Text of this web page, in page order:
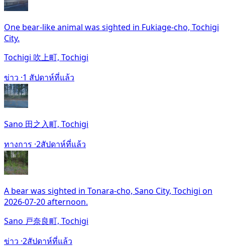
One bear-like animal was sighted in Fukiage-cho, Tochigi
City.
Tochigi 吹上町, Tochigi
ข่าว ·1 สัปดาห์ที่แล้ว
Sano 田之入町, Tochigi
ทางการ ·2สัปดาห์ที่แล้ว
A bear was sighted in Tonara-cho, Sano City, Tochigi on
2026-07-20 afternoon.
Sano 戸奈良町, Tochigi
ข่าว ·2สัปดาห์ที่แล้ว